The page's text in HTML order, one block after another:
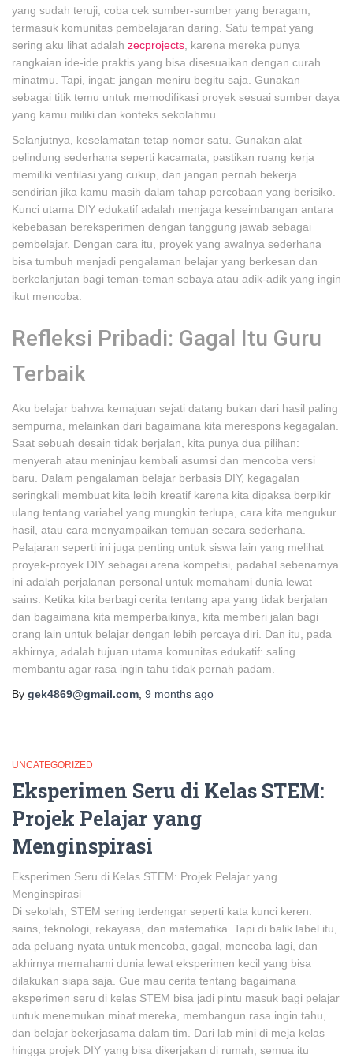
yang sudah teruji, coba cek sumber-sumber yang beragam,
termasuk komunitas pembelajaran daring. Satu tempat yang
sering aku lihat adalah zecprojects , karena mereka punya
rangkaian ide-ide praktis yang bisa disesuaikan dengan curah
minatmu. Tapi, ingat: jangan meniru begitu saja. Gunakan
sebagai titik temu untuk memodifikasi proyek sesuai sumber daya
yang kamu miliki dan konteks sekolahmu.
Selanjutnya, keselamatan tetap nomor satu. Gunakan alat
pelindung sederhana seperti kacamata, pastikan ruang kerja
memiliki ventilasi yang cukup, dan jangan pernah bekerja
sendirian jika kamu masih dalam tahap percobaan yang berisiko.
Kunci utama DIY edukatif adalah menjaga keseimbangan antara
kebebasan bereksperimen dengan tanggung jawab sebagai
pembelajar. Dengan cara itu, proyek yang awalnya sederhana
bisa tumbuh menjadi pengalaman belajar yang berkesan dan
berkelanjutan bagi teman-teman sebaya atau adik-adik yang ingin
ikut mencoba.
Refleksi Pribadi: Gagal Itu Guru
Terbaik
Aku belajar bahwa kemajuan sejati datang bukan dari hasil paling
sempurna, melainkan dari bagaimana kita merespons kegagalan.
Saat sebuah desain tidak berjalan, kita punya dua pilihan:
menyerah atau meninjau kembali asumsi dan mencoba versi
baru. Dalam pengalaman belajar berbasis DIY, kegagalan
seringkali membuat kita lebih kreatif karena kita dipaksa berpikir
ulang tentang variabel yang mungkin terlupa, cara kita mengukur
hasil, atau cara menyampaikan temuan secara sederhana.
Pelajaran seperti ini juga penting untuk siswa lain yang melihat
proyek-proyek DIY sebagai arena kompetisi, padahal sebenarnya
ini adalah perjalanan personal untuk memahami dunia lewat
sains. Ketika kita berbagi cerita tentang apa yang tidak berjalan
dan bagaimana kita memperbaikinya, kita memberi jalan bagi
orang lain untuk belajar dengan lebih percaya diri. Dan itu, pada
akhirnya, adalah tujuan utama komunitas edukatif: saling
membantu agar rasa ingin tahu tidak pernah padam.
By gek4869@gmail.com 9 months ago
UNCATEGORIZED
Eksperimen Seru di Kelas STEM:
Projek Pelajar yang
Menginspirasi
Eksperimen Seru di Kelas STEM: Projek Pelajar yang
Menginspirasi
Di sekolah, STEM sering terdengar seperti kata kunci keren:
sains, teknologi, rekayasa, dan matematika. Tapi di balik label itu,
ada peluang nyata untuk mencoba, gagal, mencoba lagi, dan
akhirnya memahami dunia lewat eksperimen kecil yang bisa
dilakukan siapa saja. Gue mau cerita tentang bagaimana
eksperimen seru di kelas STEM bisa jadi pintu masuk bagi pelajar
untuk menemukan minat mereka, membangun rasa ingin tahu,
dan belajar bekerjasama dalam tim. Dari lab mini di meja kelas
hingga projek DIY yang bisa dikerjakan di rumah, semua itu